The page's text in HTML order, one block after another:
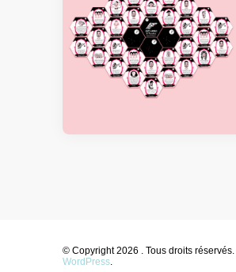
© Copyright 2026 . Tous droits réservés.
WordPress